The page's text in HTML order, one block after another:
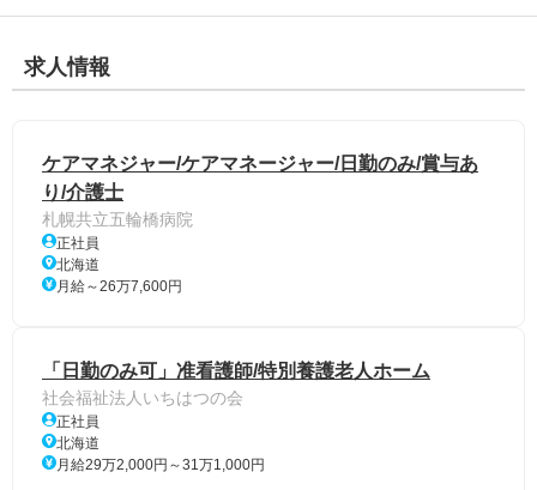
求人情報
ケアマネジャー/ケアマネージャー/日勤のみ/賞与あ
り/介護士
札幌共立五輪橋病院
正社員
北海道
月給～26万7,600円
「日勤のみ可」准看護師/特別養護老人ホーム
社会福祉法人いちはつの会
正社員
北海道
月給29万2,000円～31万1,000円